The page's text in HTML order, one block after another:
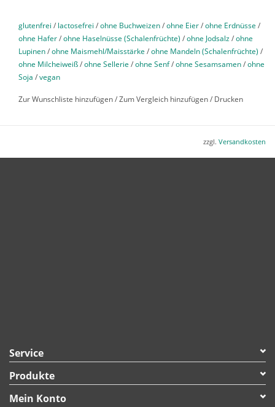
Zutaten: Wasser, Tapiokastärke (Bio), Reismehl (Bio),
Kartoffelstärke, Reismehl (Bio, Vollkorn), Hirse (Bio, Vollkorn),
Erbsenprotein Pulver (Bio), Flohsamenschalen (Bio), Meersalz,
Xanthan (Verdickungsmittel), Hefe, Sauerteig Starter, natives
Olivenöl extra, Bohnenmehl, Dextrose.
glutenfrei / lactosefrei /ohne Buchweizen/ohne Eier/ohne Erdnüsse /
ohne Hafer/ohne Haselnüsse (Schalenfrüchte) /ohne Jodsalz/ohne
Lupinen/ohne Maismehl/Maisstärke /ohne Mandeln (Schalenfrüchte) /
ohne Milcheiweiß/ohne Sellerie /ohne Senf/ohne Sesamsamen/ohne
Soja /vegan
Zur Wunschliste hinzufügen/Zum Vergleich hinzufügen/ Drucken
zzgl. Versandkosten
Service
Produkte
Mein Konto